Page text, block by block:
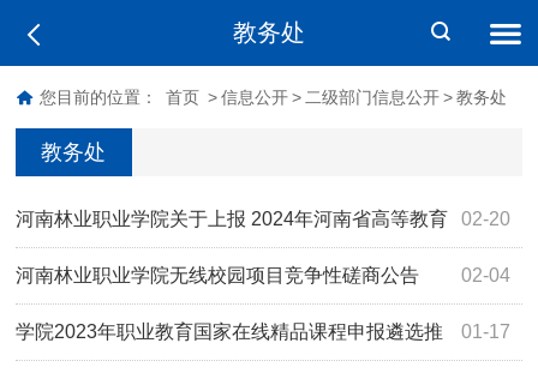
教务处
您目前的位置： 首页 > 信息公开 > 二级部门信息公开 > 教务处
教务处
02-20
河南林业职业学院关于上报 2024年河南省高等教育
教学改革研究与实践项目立项推荐公示 02-04
河南林业职业学院无线校园项目竞争性磋商公告
01-17
学院2023年职业教育国家在线精品课程申报遴选推